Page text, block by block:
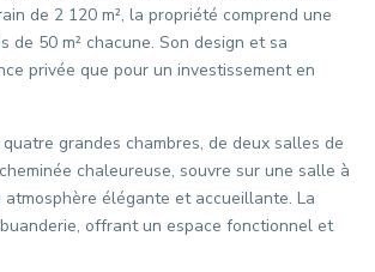
de 2 120 m², la propriété comprend une
de 50 m² chacune. Son design et sa
privée que pour un investissement en
grandes chambres, de deux salles de
chaleureuse, souvre sur une salle à
élégante et accueillante. La
offrant un espace fonctionnel et